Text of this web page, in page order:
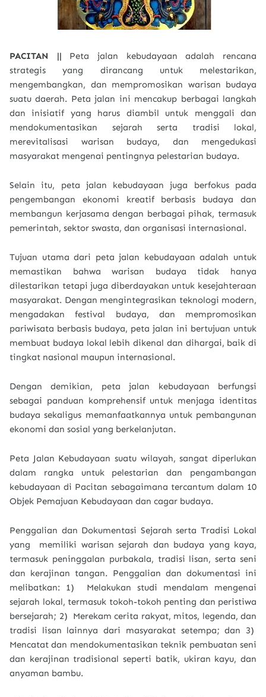
PACITAN || Peta jalan kebudayaan adalah rencana
strategis yang dirancang untuk melestarikan,
mengembangkan, dan mempromosikan warisan budaya
suatu daerah. Peta jalan ini mencakup berbagai langkah
dan inisiatif yang harus diambil untuk menggali dan
mendokumentasikan sejarah serta tradisi lokal,
merevitalisasi warisan budaya, dan mengedukasi
masyarakat mengenai pentingnya pelestarian budaya.
Selain itu, peta jalan kebudayaan juga berfokus pada
pengembangan ekonomi kreatif berbasis budaya dan
membangun kerjasama dengan berbagai pihak, termasuk
pemerintah, sektor swasta, dan organisasi internasional.
Tujuan utama dari peta jalan kebudayaan adalah untuk
memastikan bahwa warisan budaya tidak hanya
dilestarikan tetapi juga diberdayakan untuk kesejahteraan
masyarakat. Dengan mengintegrasikan teknologi modern,
mengadakan festival budaya, dan mempromosikan
pariwisata berbasis budaya, peta jalan ini bertujuan untuk
membuat budaya lokal lebih dikenal dan dihargai, baik di
tingkat nasional maupun internasional.
Dengan demikian, peta jalan kebudayaan berfungsi
sebagai panduan komprehensif untuk menjaga identitas
budaya sekaligus memanfaatkannya untuk pembangunan
ekonomi dan sosial yang berkelanjutan.
Peta Jalan Kebudayaan suatu wilayah, sangat diperlukan
dalam rangka untuk pelestarian dan pengambangan
kebudayaan di Pacitan sebagaimana tercantum dalam 10
Objek Pemajuan Kebudayaan dan cagar budaya.
Penggalian dan Dokumentasi Sejarah serta Tradisi Lokal
yang memiliki warisan sejarah dan budaya yang kaya,
termasuk peninggalan purbakala, tradisi lisan, serta seni
dan kerajinan tangan. Penggalian dan dokumentasi ini
melibatkan: 1) Melakukan studi mendalam mengenai
sejarah lokal, termasuk tokoh-tokoh penting dan peristiwa
bersejarah; 2) Merekam cerita rakyat, mitos, legenda, dan
tradisi lisan lainnya dari masyarakat setempa; dan 3)
Mencatat dan mendokumentasikan teknik pembuatan seni
dan kerajinan tradisional seperti batik, ukiran kayu, dan
anyaman bambu.